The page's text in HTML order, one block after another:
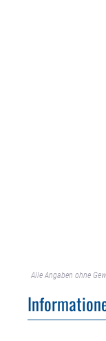
Alle Angaben ohne